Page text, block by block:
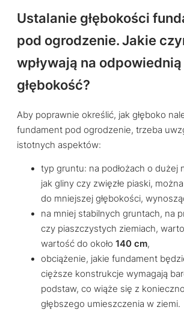
Ustalanie głębokości
pod ogrodzenie. Jakie
wpływają na odpowiednią
głębokość?
Aby poprawnie określić, jak głęboko
fundament pod ogrodzenie, trzeba
istotnych aspektów:
typ gruntu: na podłożach o dużej
jak gliny czy zwięzłe piaski,
do mniejszej głębokości,
na mniej stabilnych gruntach, na
czy piaszczystych ziemiach,
wartość do około 140 cm,
obciążenie, jakie fundament
cięższe konstrukcje wymagają
podstaw, co wiąże się z
głębszego umieszczenia w ziemi.